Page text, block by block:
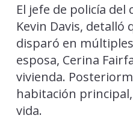
El jefe de policía del
Kevin Davis, detalló
disparó en
esposa, Cerina
vivienda.
habitación
vida.